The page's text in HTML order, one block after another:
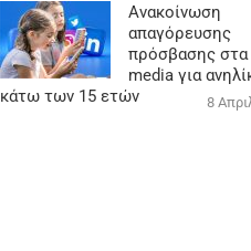
Ανακοίνωση
απαγόρευσης
πρόσβασης στα
media για
κάτω των 15 ετών
8